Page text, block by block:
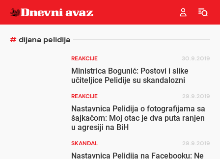
#dijana pelidija
REAKCIJE 30.9.2019
Ministrica Bogunić: Postovi i slike
učiteljice Pelidije su skandalozni
REAKCIJE 29.9.2019
Nastavnica Pelidija o fotografijama sa
šajkačom: Moj otac je dva puta ranjen
u agresiji na BiH
SKANDAL 29.9.2019
Nastavnica Pelidija na Facebooku: Ne